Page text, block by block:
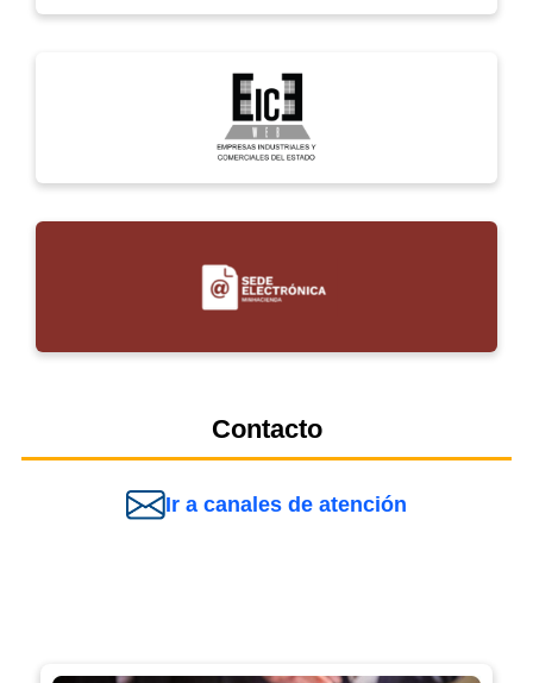
Contacto
Ir a canales de atención